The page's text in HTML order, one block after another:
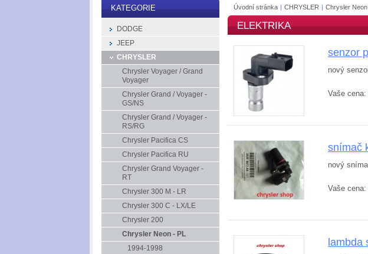
Úvodní stránka | CHRYSLER | Chrysler Neon
ELEKTRIKA
senzor
nový
Vaše cena:
snímač
nový
Vaše cena:
lambda
KATEGORIE
DODGE
JEEP
CHRYSLER
Chrysler Voyager / Grand
Voyager
Chrysler Grand / Voyager -
GS/NS
Chrysler Grand / Voyager -
RS/RG
Chrysler Pacifica CS
Chrysler Pacifica RU
Chrysler Grand Voyager -
RT
Chrysler 300 M - LR
Chrysler 300 C - LX/LE
Chrysler 200
Chrysler Neon - PL
1994-1998